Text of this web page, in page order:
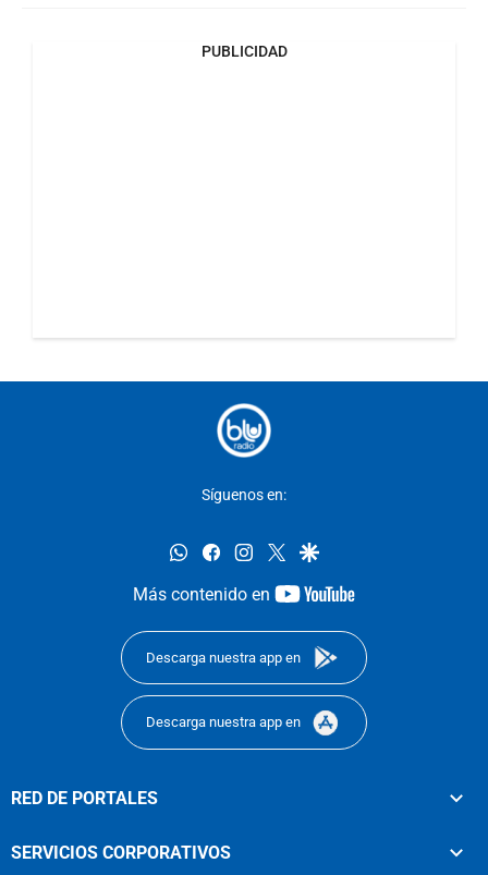
PUBLICIDAD
Síguenos en:
whatsappfacebookinstagram
twittergoogle
Más contenido en
youtube-
Descarga nuestra app en
Descarga nuestra app en
RED DE PORTALES
SERVICIOS CORPORATIVOS